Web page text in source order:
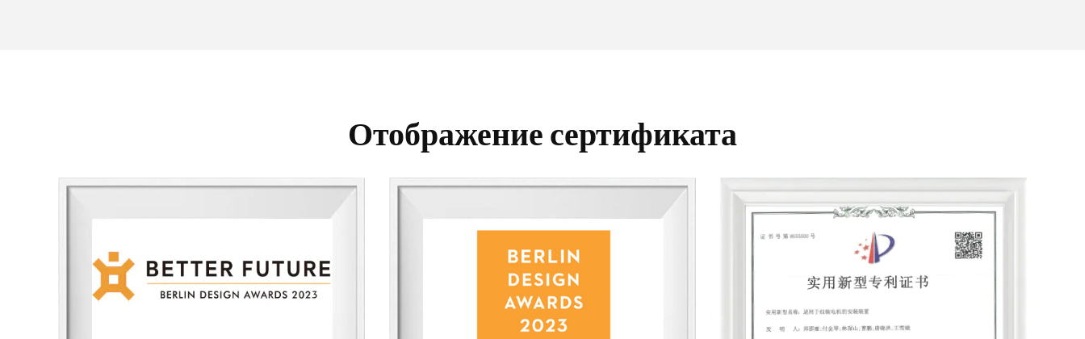
Отображение сертификата